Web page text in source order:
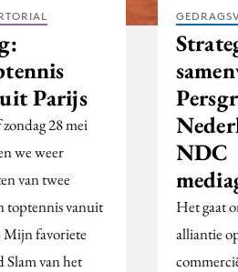
Parijs
28 mei
we weer
van twee
toptennis vanuit
Mijn favoriete
Slam van het
NDC
Het gaat
alliantie